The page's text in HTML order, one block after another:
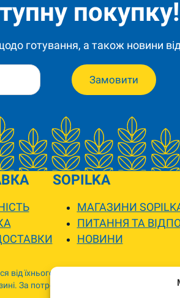
покупку!
готування, а також новини
Замовити
SOPILKA
МАГАЗИНИ
ПИТАННЯ ТА
НОВИНИ
від їхнього фактичного вигляду.
За потреби ми зв’яжемося та погодимо